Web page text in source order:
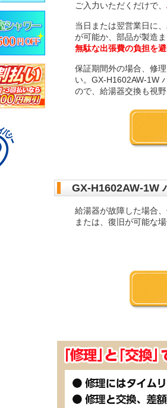
ご入力いただくだけで、
当日または翌営業日に
が可能か、部品が製造
無駄な出張費の負担を
保証期間外の場合、修
い。GX-H1602AW-1W
ので、給湯器交換も視
GX-H1602AW-1W
給湯器が故障した場合
または、復旧が可能な